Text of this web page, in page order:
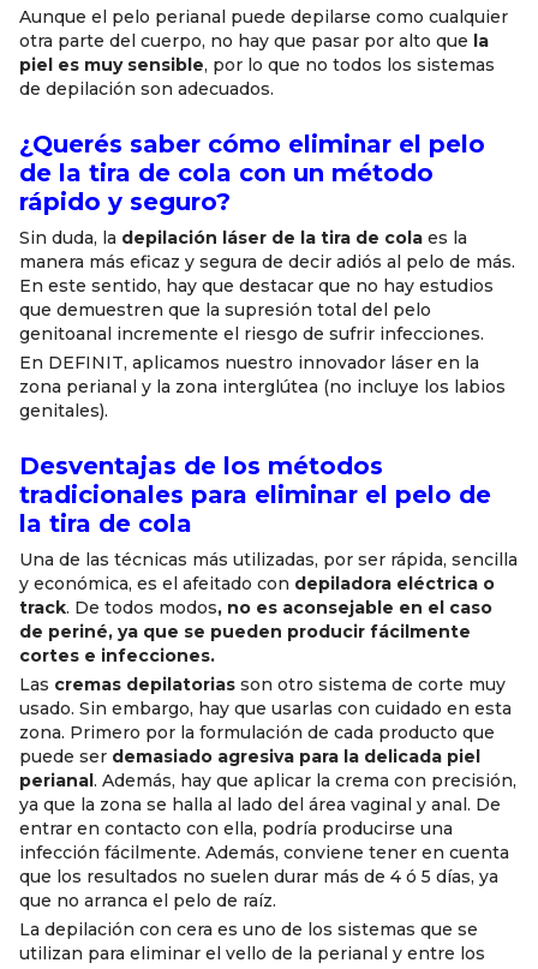
Aunque el pelo perianal puede depilarse como cualquier
otra parte del cuerpo, no hay que pasar por alto que la
piel es muy sensible, por lo que no todos los sistemas
de depilación son adecuados.
¿Querés saber cómo eliminar el pelo
de la tira de cola con un método
rápido y seguro?
Sin duda, la depilación láser de la tira de cola es la
manera más eficaz y segura de decir adiós al pelo de más.
En este sentido, hay que destacar que no hay estudios
que demuestren que la supresión total del pelo
genitoanal incremente el riesgo de sufrir infecciones.
En DEFINIT, aplicamos nuestro innovador láser en la
zona perianal y la zona interglútea (no incluye los labios
genitales).
Desventajas de los métodos
tradicionales para eliminar el pelo de
la tira de cola
Una de las técnicas más utilizadas, por ser rápida, sencilla
y económica, es el afeitado con depiladora eléctrica o
track. De todos modos, no es aconsejable en el caso
de periné, ya que se pueden producir fácilmente
cortes e infecciones.
Las cremas depilatorias son otro sistema de corte muy
usado. Sin embargo, hay que usarlas con cuidado en esta
zona. Primero por la formulación de cada producto que
puede ser demasiado agresiva para la delicada piel
perianal. Además, hay que aplicar la crema con precisión,
ya que la zona se halla al lado del área vaginal y anal. De
entrar en contacto con ella, podría producirse una
infección fácilmente. Además, conviene tener en cuenta
que los resultados no suelen durar más de 4 ó 5 días, ya
que no arranca el pelo de raíz.
La depilación con cera es uno de los sistemas que se
utilizan para eliminar el vello de la perianal y entre los